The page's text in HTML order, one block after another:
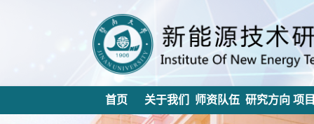
首页 关于我们 师资队伍 研究方向 项